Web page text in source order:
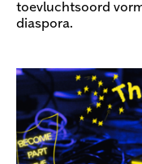
toevluchtsoord
diaspora.